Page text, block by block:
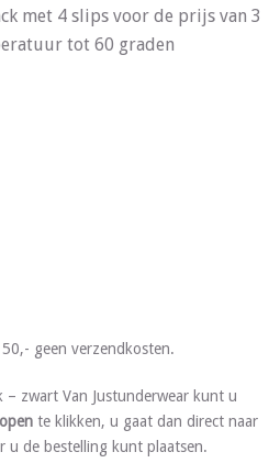
met 4 slips voor de prijs van 3
tot 60 graden
geen verzendkosten.
zwart Van Justunderwear kunt u
te klikken, u gaat dan direct naar
u de bestelling kunt plaatsen.